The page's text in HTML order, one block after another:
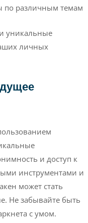
различным темам
уникальные
личных
и доступ к
инструментами и
может стать
Не забывайте быть
с умом.